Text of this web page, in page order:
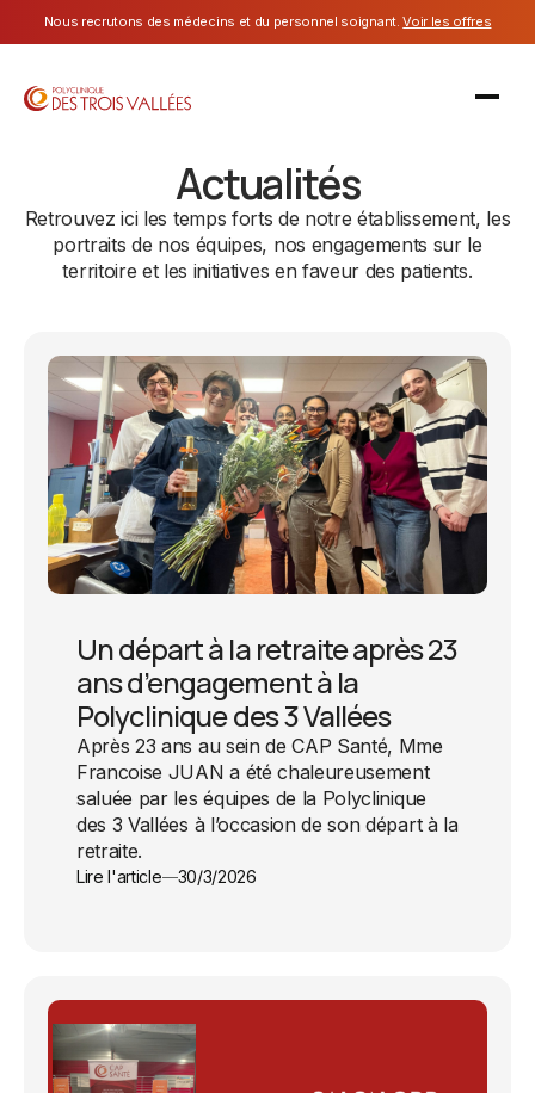
Nous recrutons des médecins et du personnel soignant.Voir les offres
Actualités
Retrouvez ici les temps forts de notre établissement, les
portraits de nos équipes, nos engagements sur le
territoire et les initiatives en faveur des patients.
Un départ à la retraite après 23
ans d’engagement à la
Polyclinique des 3 Vallées
Après 23 ans au sein de CAP Santé, Mme
Francoise JUAN a été chaleureusement
saluée par les équipes de la Polyclinique
des 3 Vallées à l’occasion de son départ à la
retraite.
Lire l'article 30/3/2026